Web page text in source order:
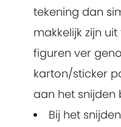
tekening dan
makkelijk zijn
figuren ver
karton/sticker
aan het snijden
Bij het